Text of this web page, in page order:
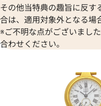
その他当特典の趣旨に反
合は、適用対象外となる場
※ご不明な点がございまし
合わせください。